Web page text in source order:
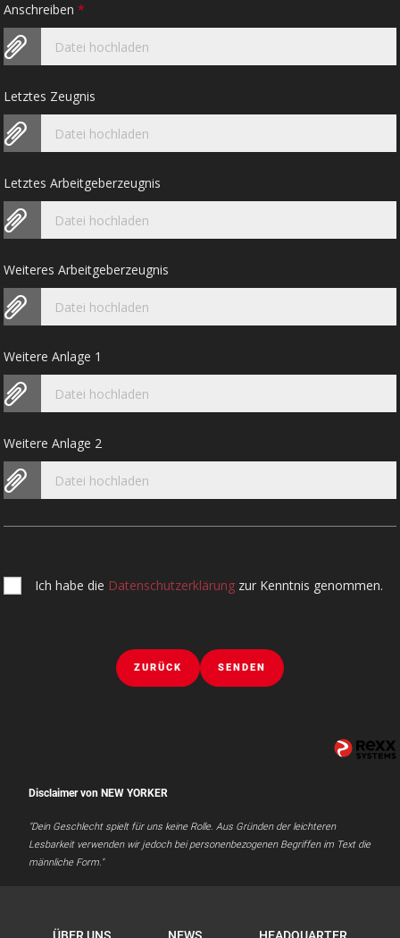
Anschreiben*
Datei hochladen
Letztes Zeugnis
Datei hochladen
Letztes Arbeitgeberzeugnis
Datei hochladen
Weiteres Arbeitgeberzeugnis
Datei hochladen
Weitere Anlage 1
Datei hochladen
Weitere Anlage 2
Datei hochladen
Ich habe die Datenschutzerklärung zur Kenntnis genommen.
ZURÜCK SENDEN
Disclaimer von NEW YORKER
"Dein Geschlecht spielt für uns keine Rolle. Aus Gründen der leichteren
Lesbarkeit verwenden wir jedoch bei personenbezogenen Begriffen im Text die
männliche Form."
ÜBER UNS NEWS HEADQUARTER